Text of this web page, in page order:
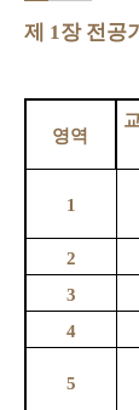
제 1장 전공
영역
1
2
3
4
5